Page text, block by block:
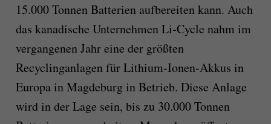
15.000 Tonnen Batterien aufbereiten kann. Auch
das kanadische Unternehmen Li-Cycle nahm im
vergangenen Jahr eine der größten
Recyclinganlagen für Lithium-Ionen-Akkus in
Europa in Magdeburg in Betrieb. Diese Anlage
wird in der Lage sein, bis zu 30.000 Tonnen